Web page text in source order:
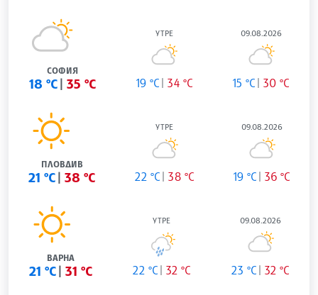
СОФИЯ
18 °C 35 °C
УТРЕ
19 °C 34 °C
09.08.2026
15 °C 30 °C
ПЛОВДИВ
21 °C 38 °C
УТРЕ
22 °C 38 °C
09.08.2026
19 °C 36 °C
ВАРНА
21 °C 31 °C
УТРЕ
22 °C 32 °C
09.08.2026
23 °C 32 °C